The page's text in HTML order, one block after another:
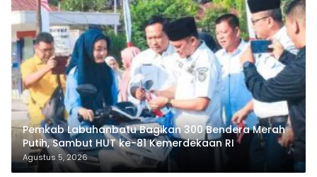
Pemkab Labuhanbatu Bagikan 300 Bendera Merah
Putih, Sambut HUT ke-81 Kemerdekaan RI
Agustus 5, 2026